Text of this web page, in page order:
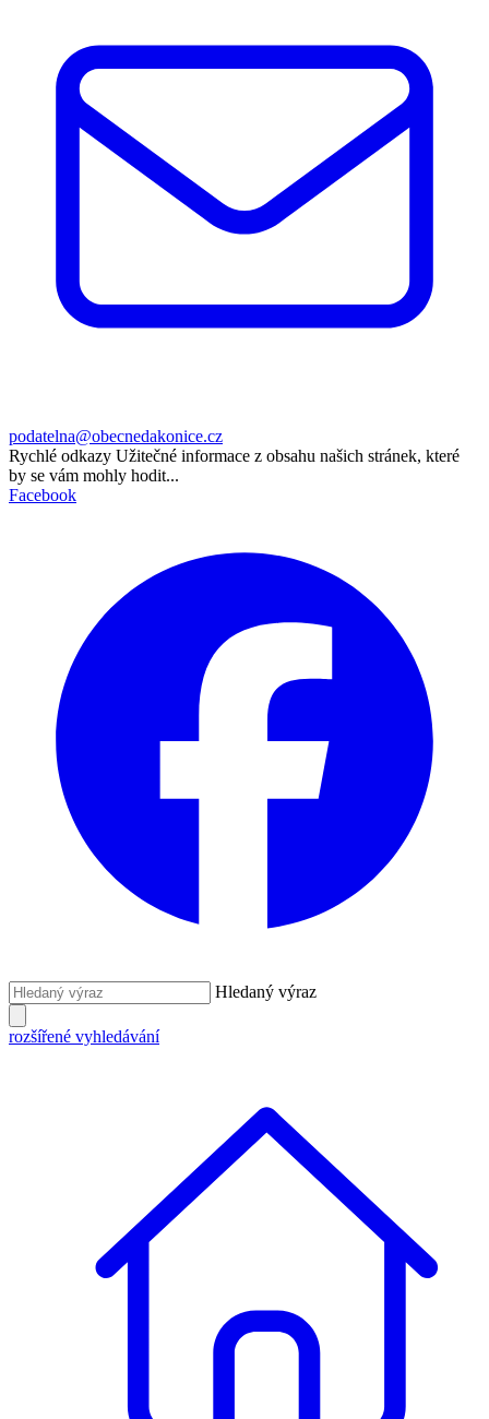
podatelna@obecnedakonice.cz
Rychlé odkazy Užitečné informace z obsahu našich stránek, které
by se vám mohly hodit...
Facebook
Hledaný výraz
rozšířené vyhledávání